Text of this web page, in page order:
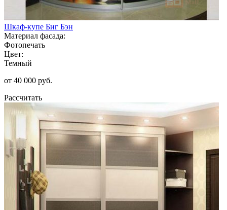
Шкаф-купе Биг Бэн
Материал фасада:
Фотопечать
Цвет:
Темный
от 40 000 руб.
Рассчитать